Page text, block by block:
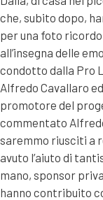
che, subito dopo,
per una foto
all’insegna delle
condotto dalla Pro
Alfredo Cavallaro
promotore del
commentato
saremmo riusciti a
avuto l’aiuto di
mano, sponsor
hanno contribuito